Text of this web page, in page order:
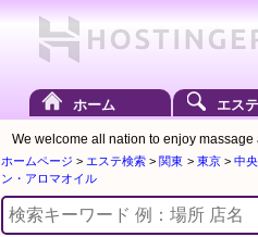
ホーム エス
We welcome all nation to enjoy massage
ホームページ > エステ検索 >関東 > 東京> 中
ン・アロマオイル